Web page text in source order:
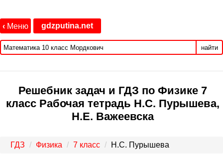
‹ Меню gdzputina.net
найти
Решебник задач и ГДЗ по Физике 7
класс Рабочая тетрадь Н.С. Пурышева,
Н.Е. Важеевска
ГДЗ Физика 7 класс Н.С. Пурышева